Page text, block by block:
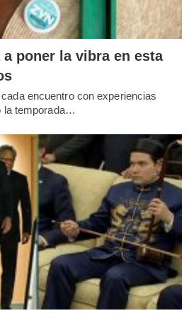
a poner la vibra en esta
encuentro con experiencias
la temporada…